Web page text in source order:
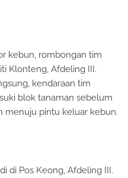
kebun, rombongan tim
Klonteng, Afdeling III.
kendaraan tim
blok tanaman sebelum
menuju pintu keluar kebun.
di Pos Keong, Afdeling III.